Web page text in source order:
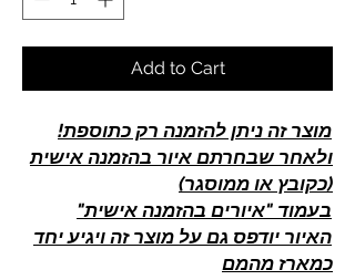
Add to Cart
מוצר זה ניתן להזמנה רק כתוספת!
ולאחר שבחרתם איור בהזמנה אישית
(כקובץ או ממוסגר)
בעמוד "איורים בהזמנה אישית"
האיור יודפס גם על מוצר זה ויגיע יחד
כמארז מהמם